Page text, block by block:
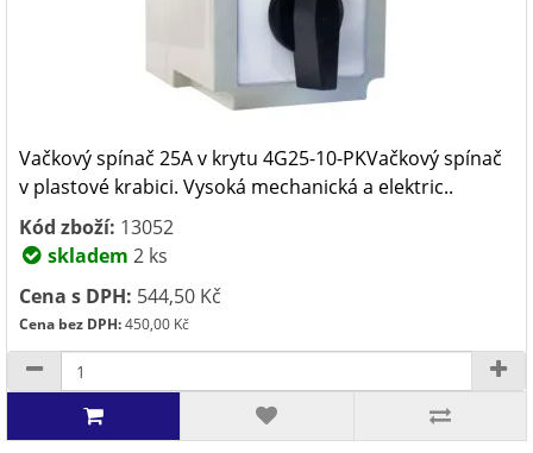
Vačkový spínač 25A v krytu 4G25-10-PKVačkový spínač
v plastové krabici. Vysoká mechanická a elektric..
Kód zboží: 13052
skladem 2 ks
Cena s DPH: 544,50 Kč
Cena bez DPH:450,00 Kč